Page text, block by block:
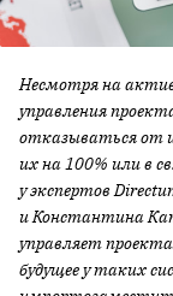
Несмотря на
управления
отказываться от
их на 100% или в
у экспертов
и Константина
управляет
будущее у таких